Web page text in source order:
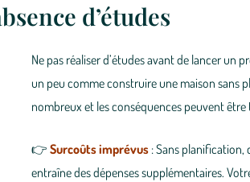
d’études
Ne pas réaliser d’études avant de lancer un
un peu commeconstruire une maison sans
nombreux et les conséquences peuvent être
👉Surcoûts imprévus : Sans
entraîne des dépenses supplémentaires.